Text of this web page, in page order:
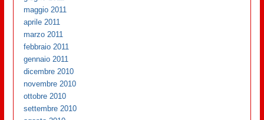
maggio 2011
aprile 2011
marzo 2011
febbraio 2011
gennaio 2011
dicembre 2010
novembre 2010
ottobre 2010
settembre 2010